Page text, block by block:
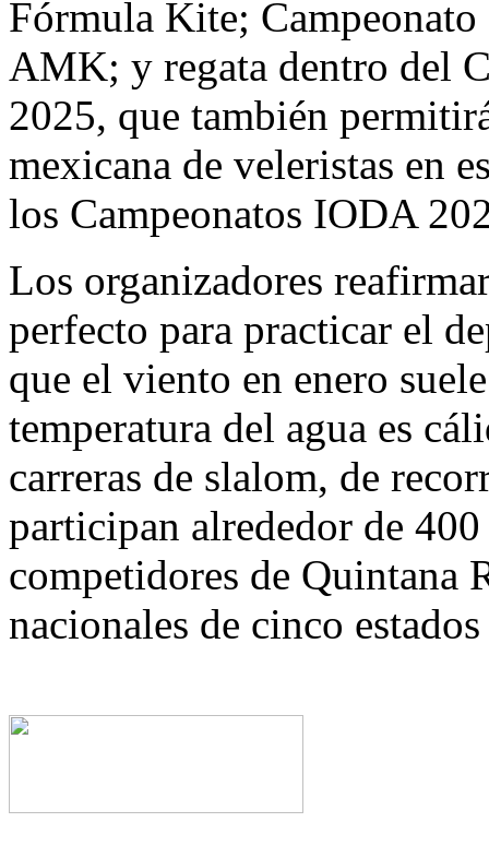
Fórmula Kite;
AMK; y regata dentro del
2025, que también
mexicana de veleristas en
los Campeonatos IODA
Los organizadores
perfecto para practicar el
que el viento en enero
temperatura del agua es
carreras de slalom, de
participan alrededor de
competidores de Quintana
nacionales de cinco